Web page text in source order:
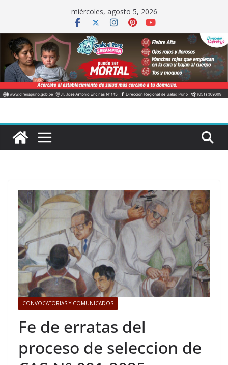
contenido
miércoles, agosto 5, 2026
CONVOCATORIAS Y COMUNICADOS
Fe de erratas del
proceso de seleccion de